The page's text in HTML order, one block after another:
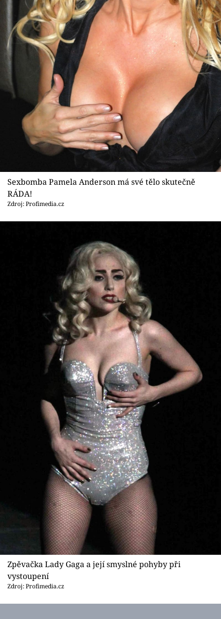
Sexbomba Pamela Anderson má své tělo skutečně
RÁDA!
Zdroj: Profimedia.cz
Zpěvačka Lady Gaga a její smyslné pohyby při
vystoupení
Zdroj: Profimedia.cz